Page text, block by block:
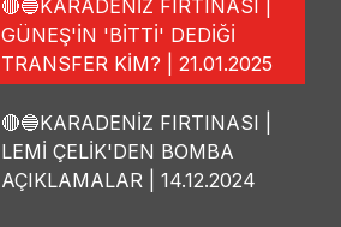
🔴🔵KARADENİZ FIRTINASI |
GÜNEŞ'İN 'BİTTİ' DEDİĞİ
TRANSFER KİM? | 21.01.2025
🔴🔵KARADENİZ FIRTINASI |
LEMİ ÇELİK'DEN BOMBA
AÇIKLAMALAR | 14.12.2024